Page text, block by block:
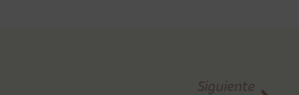
Siguiente